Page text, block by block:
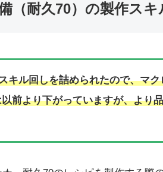
（耐久70）の製作ス
キル回しを詰められたので、マ
前より下がっていますが、より